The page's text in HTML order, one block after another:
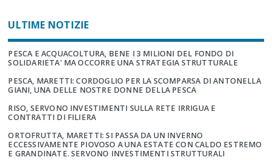
ULTIME NOTIZIE
PESCA E ACQUACOLTURA, BENE I 3 MILIONI DEL FONDO DI
SOLIDARIETA' MA OCCORRE UNA STRATEGIA STRUTTURALE
PESCA, MARETTI: CORDOGLIO PER LA SCOMPARSA DI ANTONELLA
GIANI, UNA DELLE NOSTRE DONNE DELLA PESCA
RISO, SERVONO INVESTIMENTI SULLA RETE IRRIGUA E
CONTRATTI DI FILIERA
ORTOFRUTTA, MARETTI: SI PASSA DA UN INVERNO
ECCESSIVAMENTE PIOVOSO A UNA ESTATE CON CALDO ESTREMO
E GRANDINATE. SERVONO INVESTIMENTI STRUTTURALI